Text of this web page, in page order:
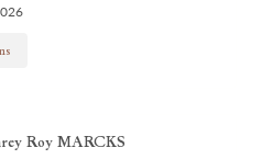
Roy MARCKS